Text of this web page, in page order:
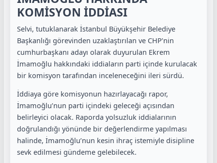
KOMİSYON İDDİASI
Selvi, tutuklanarak İstanbul Büyükşehir Belediye
Başkanlığı görevinden uzaklaştırılan ve CHP’nin
cumhurbaşkanı adayı olarak duyurulan Ekrem
İmamoğlu hakkındaki iddiaların parti içinde kurulacak
bir komisyon tarafından inceleneceğini ileri sürdü.
İddiaya göre komisyonun hazırlayacağı rapor,
İmamoğlu’nun parti içindeki geleceği açısından
belirleyici olacak. Raporda yolsuzluk iddialarının
doğrulandığı yönünde bir değerlendirme yapılması
halinde, İmamoğlu’nun kesin ihraç istemiyle disipline
sevk edilmesi gündeme gelebilecek.